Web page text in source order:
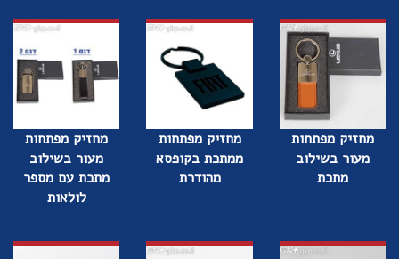
מחזיק מפתחות
מעור בשילוב
מתכת
מחזיק מפתחות
ממתכת בקופסא
מהודרת
מחזיק מפתחות
מעור בשילוב
מתכת עם מספר
לולאות